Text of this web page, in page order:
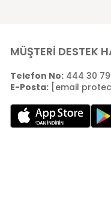
MÜŞTERİ DESTEK
Telefon No:444 30 79
E-Posta: [email